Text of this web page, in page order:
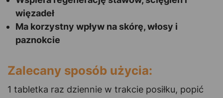
więzadeł
Ma korzystny wpływ na skórę, włosy i
paznokcie
Zalecany sposób użycia:
1 tabletka raz dziennie w trakcie posiłku, popić